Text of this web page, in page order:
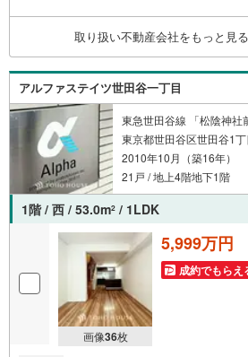
スライトは出金と譲渡はできま
のご請求はお気軽にどうぞ♪お電
時受け付けております！お気軽
取り扱い不動産会社をもっと見
アルファステイツ世田谷一丁目
東急世田谷線 「松陰神社
東京都世田谷区世田谷1丁
2010年10月（築16年）
21戸 / 地上4階地下1階
1階 / 西 / 53.0m2 / 1LDK
画像36枚
5,999万円
成約でもらえ